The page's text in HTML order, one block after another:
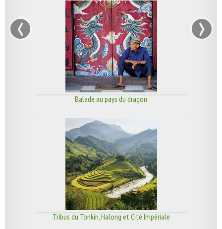
Balade au pays du dragon
Tribus du Tonkin, Halong et Cité Impériale
‹ ›